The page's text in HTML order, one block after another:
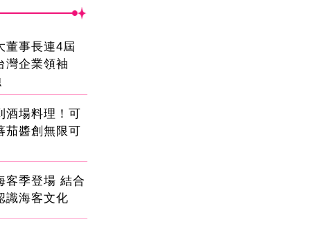
董事長連4屆
灣企業領袖
酒場料理！可
茄醬創無限可
客季登場 結合
識海客文化